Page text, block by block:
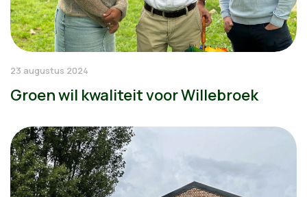
23 augustus 2024
Groen wil kwaliteit voor Willebroek